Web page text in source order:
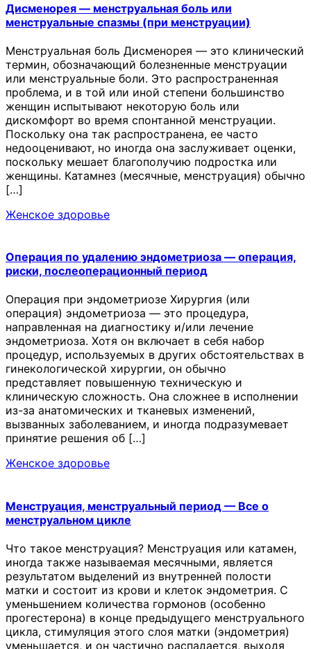
Дисменорея — менструальная боль или
менструальные спазмы (при менструации)
Менструальная боль Дисменорея — это клинический
термин, обозначающий болезненные менструации
или менструальные боли. Это распространенная
проблема, и в той или иной степени большинство
женщин испытывают некоторую боль или
дискомфорт во время спонтанной менструации.
Поскольку она так распространена, ее часто
недооценивают, но иногда она заслуживает оценки,
поскольку мешает благополучию подростка или
женщины. Катамнез (месячные, менструация) обычно
[…]
Женское здоровье
Операция по удалению эндометриоза — операция,
риски, послеоперационный период
Операция при эндометриозе Хирургия (или
операция) эндометриоза — это процедура,
направленная на диагностику и/или лечение
эндометриоза. Хотя он включает в себя набор
процедур, используемых в других обстоятельствах в
гинекологической хирургии, он обычно
представляет повышенную техническую и
клиническую сложность. Она сложнее в исполнении
из-за анатомических и тканевых изменений,
вызванных заболеванием, и иногда подразумевает
принятие решения об […]
Женское здоровье
Менструация, менструальный период — Все о
менструальном цикле
Что такое менструация? Менструация или катамен,
иногда также называемая месячными, является
результатом выделений из внутренней полости
матки и состоит из крови и клеток эндометрия. С
уменьшением количества гормонов (особенно
прогестерона) в конце предыдущего менструального
цикла, стимуляция этого слоя матки (эндометрия)
уменьшается, и он частично распадается, выходя